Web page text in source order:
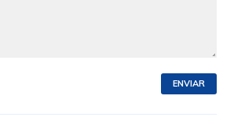
ENVIAR